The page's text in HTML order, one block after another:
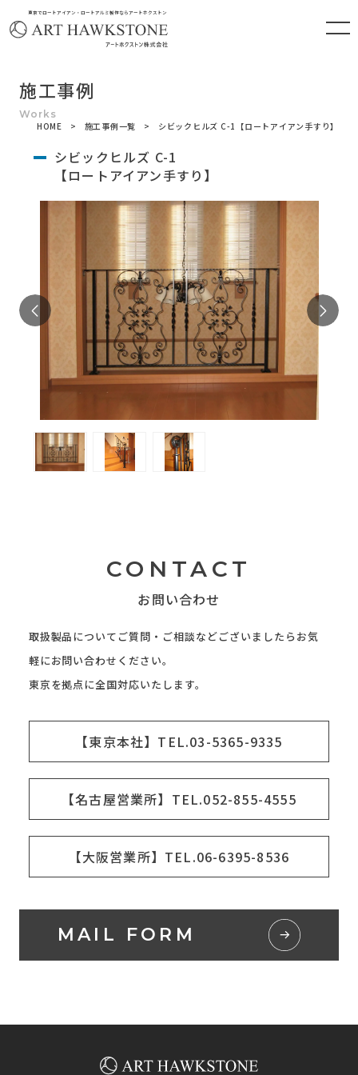
東京でロートアイアン・ロートアルミ製作ならアートホクストン
施工事例
HOME 施工事例一覧 シビックヒルズ C-1【ロートアイアン手すり】
シビックヒルズ C-1
【ロートアイアン手すり】
Previous
CONTACT
お問い合わせ
取扱製品についてご質問・ご相談などございましたらお気
軽にお問い合わせください。
東京を拠点に全国対応いたします。
【東京本社】TEL.03-5365-9335
【名古屋営業所】TEL.052-855-4555
【大阪営業所】TEL.06-6395-8536
MAIL FORM